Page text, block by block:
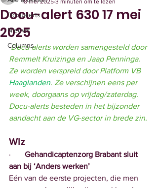
Docualerts
Nieuws
Columns
Docu-alert 630 17 mei
2025
18 mei 2025 3 minuten om te lezen
Docu-alerts worden samengesteld door
Remmelt Kruizinga en Jaap Penninga.
Ze worden verspreid door Platform VB
Haaglanden. Ze verschijnen eens per
week, doorgaans op vrijdag/zaterdag.
Docu-alerts besteden in het bijzonder
aandacht aan de VG-sector in brede zin.
Wlz
· Gehandicaptenzorg Brabant sluit
aan bij ‘Anders werken’
Eén van de eerste projecten, die men